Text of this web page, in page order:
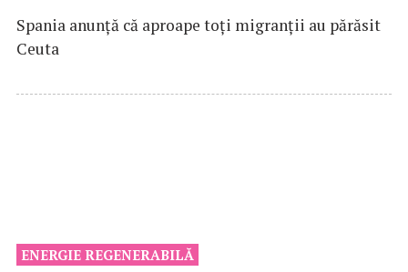
Spania anunţă că aproape toţi migranţii au părăsit
Ceuta
ENERGIE REGENERABILĂ